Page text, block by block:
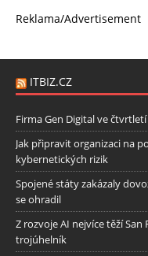
Reklama/Advertisement
ITBIZ.CZ
Firma Gen Digital ve
Jak připravit organizaci na
kybernetických rizik
Spojené státy zakázaly
se ohradil
Z rozvoje AI nejvíce těží
trojúhelník